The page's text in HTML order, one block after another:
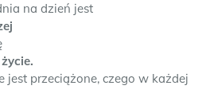
na dzień jest
jest przeciążone, czego w każdej